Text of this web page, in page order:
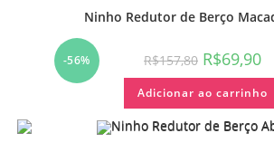
-56%
Ninho Redutor de Berço
R$157,80 R$69,90
Adicionar ao carrinho